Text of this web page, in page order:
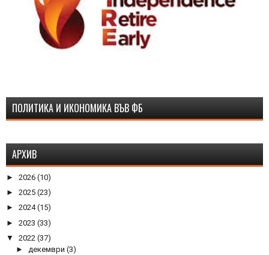
ПОЛИТИКА И ИКОНОМИКА ВЪВ ФБ
АРХИВ
► 2026 (10)
► 2025 (23)
► 2024(15)
► 2023 (33)
▼ 2022 (37)
► декември (3)